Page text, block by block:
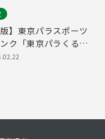
版】東京パラスポーツ
ク「東京パラくる」
年2月16日 東京ウィー